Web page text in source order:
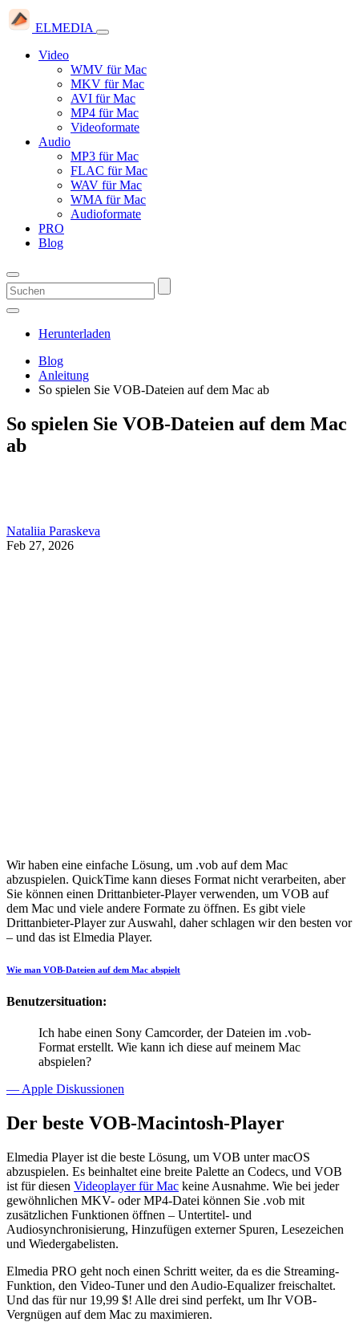
ELMEDIA
Video
WMV für Mac
MKV für Mac
AVI für Mac
MP4 für Mac
Videoformate
Audio
MP3 für Mac
FLAC für Mac
WAV für Mac
WMA für Mac
Audioformate
PRO
Blog
Herunterladen
Blog
Anleitung
So spielen Sie VOB-Dateien auf dem Mac ab
So spielen Sie VOB-Dateien auf dem Mac
ab
Nataliia Paraskeva
Feb 27, 2026
Wir haben eine einfache Lösung, um .vob auf dem Mac
abzuspielen. QuickTime kann dieses Format nicht verarbeiten, aber
Sie können einen Drittanbieter-Player verwenden, um VOB auf
dem Mac und viele andere Formate zu öffnen. Es gibt viele
Drittanbieter-Player zur Auswahl, daher schlagen wir den besten vor
– und das ist Elmedia Player.
Wie man VOB-Dateien auf dem Mac abspielt
Benutzersituation:
Ich habe einen Sony Camcorder, der Dateien im .vob-
Format erstellt. Wie kann ich diese auf meinem Mac
abspielen?
— Apple Diskussionen
Der beste VOB-Macintosh-Player
Elmedia Player ist die beste Lösung, um VOB unter macOS
abzuspielen. Es beinhaltet eine breite Palette an Codecs, und VOB
ist für diesen Videoplayer für Mac keine Ausnahme. Wie bei jeder
gewöhnlichen MKV- oder MP4-Datei können Sie .vob mit
zusätzlichen Funktionen öffnen – Untertitel- und
Audiosynchronisierung, Hinzufügen externer Spuren, Lesezeichen
und Wiedergabelisten.
Elmedia PRO geht noch einen Schritt weiter, da es die Streaming-
Funktion, den Video-Tuner und den Audio-Equalizer freischaltet.
Und das für nur 19,99 $! Alle drei sind perfekt, um Ihr VOB-
Vergnügen auf dem Mac zu maximieren.